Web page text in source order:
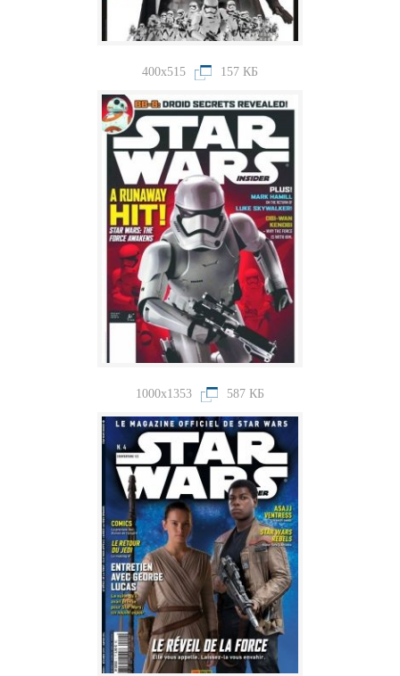
400x515 157 КБ
1000x1353 587 КБ